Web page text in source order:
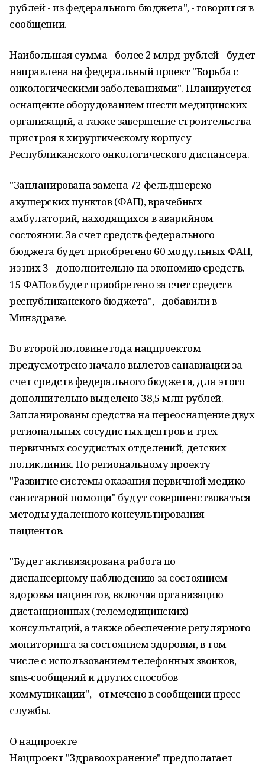
рублей - из федерального бюджета", - говорится в
сообщении.
Наибольшая сумма - более 2 млрд рублей - будет
направлена на федеральный проект "Борьба с
онкологическими заболеваниями". Планируется
оснащение оборудованием шести медицинских
организаций, а также завершение строительства
пристроя к хирургическому корпусу
Республиканского онкологического диспансера.
"Запланирована замена 72 фельдшерско-
акушерских пунктов (ФАП), врачебных
амбулаторий, находящихся в аварийном
состоянии. За счет средств федерального
бюджета будет приобретено 60 модульных ФАП,
из них 3 - дополнительно на экономию средств.
15 ФАПов будет приобретено за счет средств
республиканского бюджета", - добавили в
Минздраве.
Во второй половине года нацпроектом
предусмотрено начало вылетов санавиации за
счет средств федерального бюджета, для этого
дополнительно выделено 38,5 млн рублей.
Запланированы средства на переоснащение двух
региональных сосудистых центров и трех
первичных сосудистых отделений, детских
поликлиник. По региональному проекту
"Развитие системы оказания первичной медико-
санитарной помощи" будут совершенствоваться
методы удаленного консультирования
пациентов.
"Будет активизирована работа по
диспансерному наблюдению за состоянием
здоровья пациентов, включая организацию
дистанционных (телемедицинских)
консультаций, а также обеспечение регулярного
мониторинга за состоянием здоровья, в том
числе с использованием телефонных звонков,
sms-сообщений и других способов
коммуникации", - отмечено в сообщении пресс-
службы.
О нацпроекте
Нацпроект "Здравоохранение" предполагает